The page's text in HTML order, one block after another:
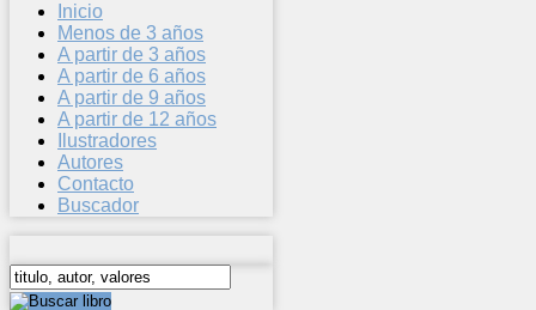
Inicio
Menos de 3 años
A partir de 3 años
A partir de 6 años
A partir de 9 años
A partir de 12 años
Ilustradores
Autores
Contacto
Buscador